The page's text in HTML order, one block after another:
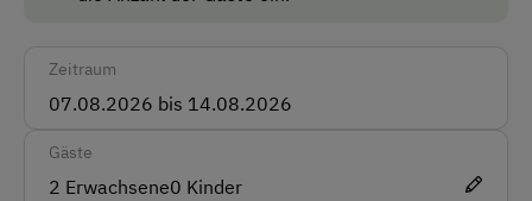
Hühner
Auto
Taxi
Zeitraum
Gäste
2 Erwachsene0 Kinder